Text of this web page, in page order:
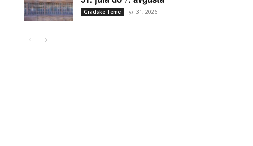
Gradske Teme јул 31, 2026